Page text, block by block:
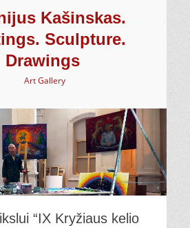
Kašinskas.
Sculpture.
Drawings
Art Gallery
“IX Kryžiaus kelio